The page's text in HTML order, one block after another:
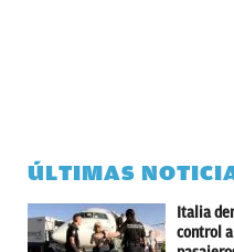
ÚLTIMAS
Italia
control a